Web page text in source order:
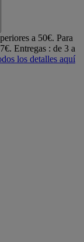
a 50€. Para
Entregas : de 3 a
los detalles aquí